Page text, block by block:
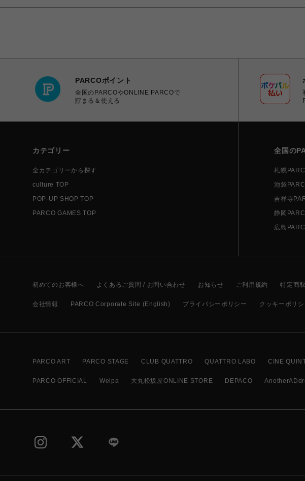
PARCOポイント
全国のPARCOやONLINE PARCOで
貯まる＆使える
カテゴリー
全カテゴリーから探す
culture TOP
POP-UP SHOP TOP
PARCO GAMES TOP
全国の
札幌
池袋
吉祥寺
静岡
広島
初めてのお客様へ よくあるご質問 / お問い合わせ お知らせ ご利用規約 特定商
会社情報 PARCO Corporate Site (English) プライバシーポリシー クッキーポリシ
PARCO ART PARCO STAGE CLUB QUATTRO QUATTRO LABO CINE
PARCO OFFICIAL Welpa 大丸松坂屋ONLINE STORE DEPACO